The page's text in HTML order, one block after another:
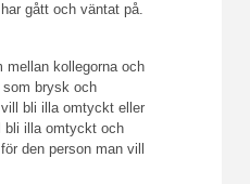
gått och väntat på.
mellan kollegorna och
brysk och
bli illa omtyckt eller
bli illa omtyckt och
den person man vill